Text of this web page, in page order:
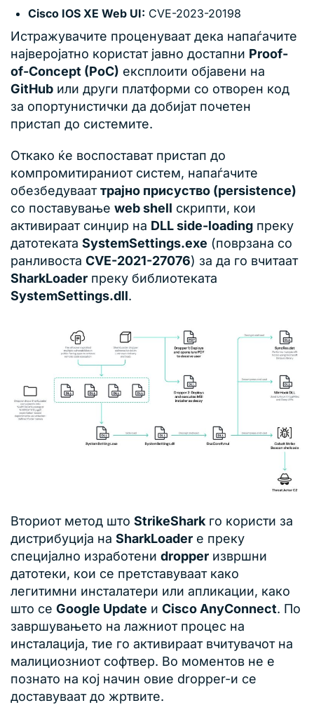
Cisco IOS XE Web UI: CVE-2023-20198
Истражувачите проценуваат дека напаѓачите
најверојатно користат јавно достапни Proof-
of-Concept (PoC) експлоити објавени на
GitHub или други платформи со отворен код
за опортунистички да добијат почетен
пристап до системите.
Откако ќе воспостават пристап до
компромитираниот систем, напаѓачите
обезбедувааттрајно присуство (persistence)
со поставување web shell скрипти, кои
активираат синџир на DLL side-loading преку
датотеката SystemSettings.exe (поврзана со
ранливоста CVE-2021-27076) за да го вчитаат
SharkLoader преку библиотеката
SystemSettings.dll.
Вториот метод што StrikeShark го користи за
дистрибуција на SharkLoader е преку
специјално изработени dropper извршни
датотеки, кои се претставуваат како
легитимни инсталатери или апликации, како
што се Google Update и Cisco AnyConnect. По
завршувањето на лажниот процес на
инсталација, тие го активираат вчитувачот на
малициозниот софтвер. Во моментов не е
познато на кој начин овие dropper-и се
доставуваат до жртвите.